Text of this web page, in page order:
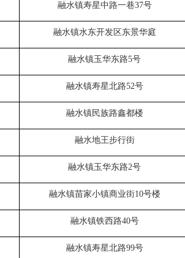
融水镇寿星中路一巷37号
融水镇水东开发区东景华庭
融水镇玉华东路5号
融水镇寿星北路52号
融水镇民族路鑫都楼
融水地王步行街
融水镇玉华东路2号
融水镇苗家小镇商业街10号楼
融水镇铁西路40号
融水镇寿星北路99号